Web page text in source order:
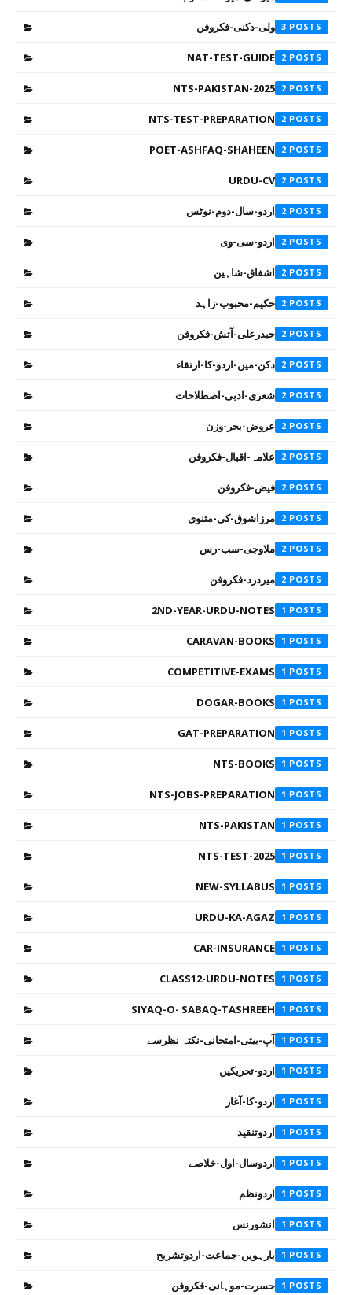
ولی-دکنی-فکروفن 3
NAT-TEST-GUIDE 2
NTS-PAKISTAN-2025 2
NTS-TEST-PREPARATION 2
POET-ASHFAQ-SHAHEEN 2
URDU-CV 2
اردو-سال-دوم-نوٹس 2
اردو-سی-وی 2
اشفاق-شاہین 2
حکیم-محبوب-زاہد 2
حیدرعلی-آتش-فکروفن 2
دکن-میں-اردو-کا-ارتقاء 2
شعری-ادبی-اصطلاحات 2
عروض-بحر-وزن 2
علامہ-اقبال-فکروفن 2
فیض-فکروفن 2
مرزاشوق-کی-مثنوی 2
ملاوجی-سب-رس 2
میردرد-فکروفن 2
2ND-YEAR-URDU-NOTES 1
CARAVAN-BOOKS 1
COMPETITIVE-EXAMS 1
DOGAR-BOOKS 1
GAT-PREPARATION 1
NTS-BOOKS 1
NTS-JOBS-PREPARATION 1
NTS-PAKISTAN 1
NTS-TEST-2025 1
NEW-SYLLABUS 1
URDU-KA-AGAZ 1
CAR-INSURANCE 1
CLASS12-URDU-NOTES 1
SIYAQ-O- SABAQ-TASHREEH 1
آپ-بیتی-امتحانی-نکتہ نظرسے 1
اردو-تحریکیں 1
اردو-کا-آغاز 1
اردوتنقید 1
اردوسال-اول-خلاصے 1
اردونظم 1
انشورنس 1
بارہویں-جماعت-اردوتشریح 1
حسرت-موہانی-فکروفن 1